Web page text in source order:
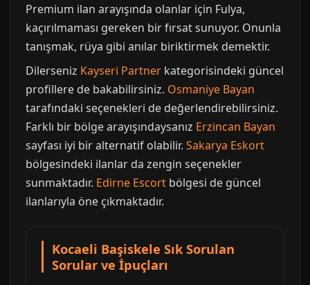
Premium ilan arayışında olanlar için Fulya,
kaçırılmaması gereken bir fırsat sunuyor. Onunla
tanışmak, rüya gibi anılar biriktirmek demektir.
Dilerseniz Kayseri Partner kategorisindeki güncel
profillere de bakabilirsiniz. Osmaniye Bayan
tarafındaki seçenekleri de değerlendirebilirsiniz.
Farklı bir bölge arayışındaysanız Erzincan Bayan
sayfası iyi bir alternatif olabilir. Sakarya Eskort
bölgesindeki ilanlar da zengin seçenekler
sunmaktadır. Edirne Escort bölgesi de güncel
ilanlarıyla öne çıkmaktadır.
Kocaeli Başiskele Sık Sorulan
Sorular ve İpuçları